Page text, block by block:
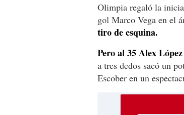
Olimpia regaló la
gol Marco Vega en el
tiro de esquina.
Pero al 35 Alex López
a tres dedos sacó un
Escober en un